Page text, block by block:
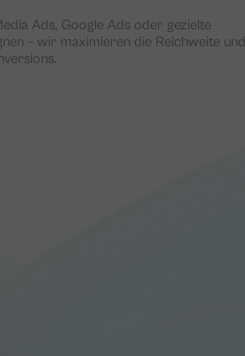
Ads, Google Ads oder gezielte
– wir maximieren die Reichweite und